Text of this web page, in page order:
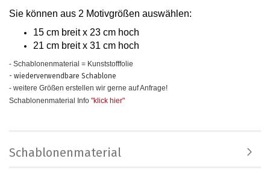
Sie können aus 2 Motivgrößen auswählen:
15 cm breit x 23 cm hoch
21 cm breit x 31 cm hoch
- Schablonenmaterial = Kunststofffolie
- wiederverwendbare Schablone
- weitere Größen erstellen wir gerne auf Anfrage!
Schablonenmaterial Info "klick hier"
Schablonenmaterial